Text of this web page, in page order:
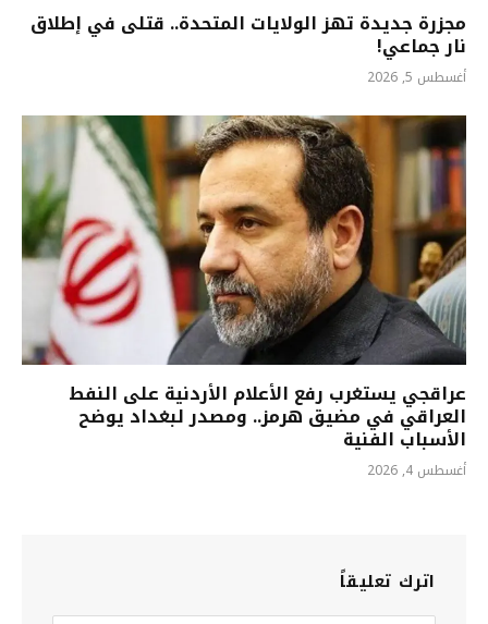
مجزرة جديدة تهز الولايات المتحدة.. قتلى في إطلاق
نار جماعي!
أغسطس 5, 2026
عراقجي يستغرب رفع الأعلام الأردنية على النفط
العراقي في مضيق هرمز.. ومصدر لبغداد يوضح
الأسباب الفنية
أغسطس 4, 2026
اترك تعليقاً